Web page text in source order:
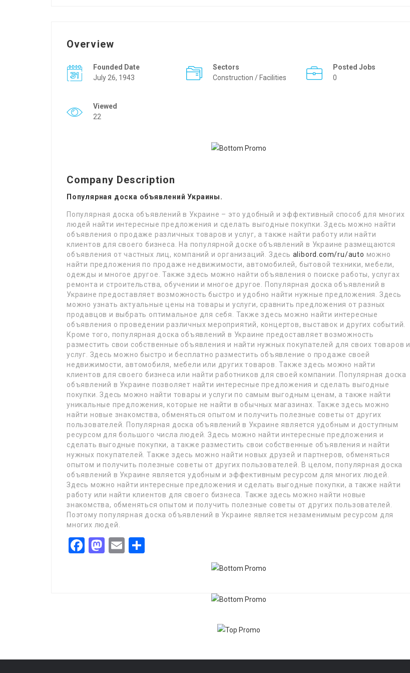
Overview
Founded Date
July 26, 1943
Sectors
Construction / Facilities
Posted Jobs
0
Viewed
22
Company Description
Популярная доска объявлений Украины.
Популярная доска объявлений в Украине – это удобный и эффективный способ для многих
людей найти интересные предложения и сделать выгодные покупки. Здесь можно найти
объявления о продаже различных товаров и услуг, а также найти работу или найти
клиентов для своего бизнеса. На популярной доске объявлений в Украине размещаются
объявления от частных лиц, компаний и организаций. Здесь alibord.com/ru/auto можно
найти предложения по продаже недвижимости, автомобилей, бытовой техники, мебели,
одежды и многое другое. Также здесь можно найти объявления о поиске работы, услугах
ремонта и строительства, обучении и многое другое. Популярная доска объявлений в
Украине предоставляет возможность быстро и удобно найти нужные предложения. Здесь
можно узнать актуальные цены на товары и услуги, сравнить предложения от разных
продавцов и выбрать оптимальное для себя. Также здесь можно найти интересные
объявления о проведении различных мероприятий, концертов, выставок и других событий.
Кроме того, популярная доска объявлений в Украине предоставляет возможность
разместить свои собственные объявления и найти нужных покупателей для своих товаров и
услуг. Здесь можно быстро и бесплатно разместить объявление о продаже своей
недвижимости, автомобиля, мебели или других товаров. Также здесь можно найти
клиентов для своего бизнеса или найти работников для своей компании. Популярная доска
объявлений в Украине позволяет найти интересные предложения и сделать выгодные
покупки. Здесь можно найти товары и услуги по самым выгодным ценам, а также найти
уникальные предложения, которые не найти в обычных магазинах. Также здесь можно
найти новые знакомства, обменяться опытом и получить полезные советы от других
пользователей. Популярная доска объявлений в Украине является удобным и доступным
ресурсом для большого числа людей. Здесь можно найти интересные предложения и
сделать выгодные покупки, а также разместить свои собственные объявления и найти
нужных покупателей. Также здесь можно найти новых друзей и партнеров, обменяться
опытом и получить полезные советы от других пользователей. В целом, популярная доска
объявлений в Украине является удобным и эффективным ресурсом для многих людей.
Здесь можно найти интересные предложения и сделать выгодные покупки, а также найти
работу или найти клиентов для своего бизнеса. Также здесь можно найти новые
знакомства, обменяться опытом и получить полезные советы от других пользователей.
Поэтому популярная доска объявлений в Украине является незаменимым ресурсом для
многих людей.
Facebook
Mastodon
Email